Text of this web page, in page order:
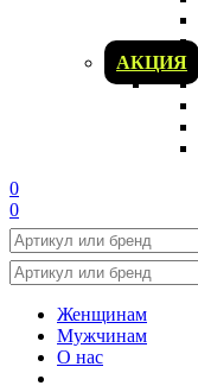
АКЦИЯ
0
0
Женщинам
Мужчинам
О нас